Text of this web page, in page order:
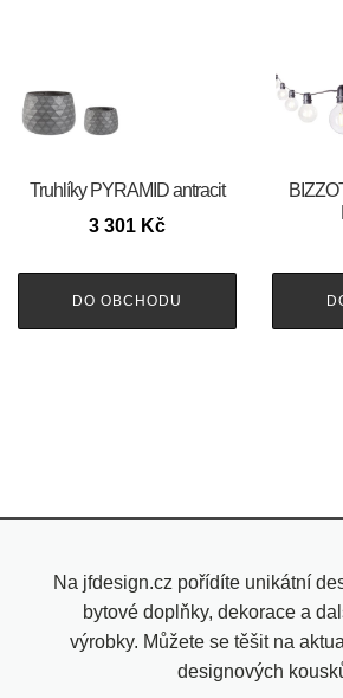
Truhlíky PYRAMID antracit
3 301 Kč
DO OBCHODU
Na jfdesign.cz pořídíte unikátní
bytové doplňky, dekorace a
výrobky. Můžete se těšit na
designových